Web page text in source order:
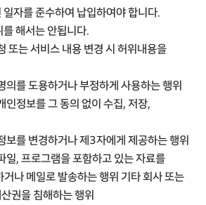
자를 준수하여 납입하여야 합니다.
해서는 안됩니다.
또는 서비스 내용 변경 시 허위내용을
의를 도용하거나 부정하게 사용하는 행위
인정보를 그 동의 없이 수집, 저장,
보를 변경하거나 제3자에게 제공하는 행위
일, 프로그램을 포함하고 있는 자료를
나 메일로 발송하는 행위 기타 회사 또는
권을 침해하는 행위